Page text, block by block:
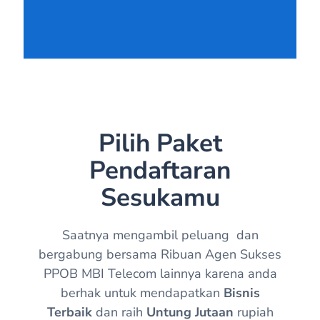
ARHAM-SULAWESI SELATAN
AGUNG TRANMIGIANTO-SUMATERA
SELATAN
KOJAYSHOP-JAKARTA
AMRI SIAGIAN-SUMATERA UTARA
PRISMA AGENCY-NUSA TENGGARA TIMUR
DWI PURWANTO-JAWA TIMUR
JEFFRY-SUMATERA UTARA
GO ONLINE PAYMENT-SUMATERA BARAT
Pilih Paket
Pendaftaran
Sesukamu
Saatnya mengambil peluang dan
bergabung bersama Ribuan Agen Sukses
PPOB MBI Telecom lainnya karena anda
berhak untuk mendapatkan Bisnis
Terbaikdan raih Untung Jutaan rupiah